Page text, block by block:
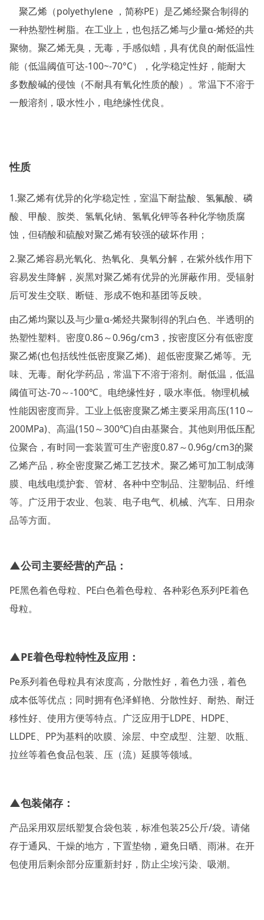
聚乙烯（polyethylene ，简称PE）是乙烯经聚合制得的
一种热塑性树脂。在工业上，也包括乙烯与少量α-烯烃的共
聚物。聚乙烯无臭，无毒，手感似蜡，具有优良的耐低温性
能（低温阈值可达-100~-70°C），化学稳定性好，能耐大
多数酸碱的侵蚀（不耐具有氧化性质的酸）。常温下不溶于
一般溶剂，吸水性小，电绝缘性优良。
性质
1.聚乙烯有优异的化学稳定性，室温下耐盐酸、氢氟酸、磷
酸、甲酸、胺类、氢氧化钠、氢氧化钾等各种化学物质腐
蚀，但硝酸和硫酸对聚乙烯有较强的破坏作用；
2.聚乙烯容易光氧化、热氧化、臭氧分解，在紫外线作用下
容易发生降解，炭黑对聚乙烯有优异的光屏蔽作用。受辐射
后可发生交联、断链、形成不饱和基团等反映。
由乙烯均聚以及与少量α-烯烃共聚制得的乳白色、半透明的
热塑性塑料。密度0.86～0.96g/cm3，按密度区分有低密度
聚乙烯(也包括线性低密度聚乙烯)、超低密度聚乙烯等。无
味、无毒。耐化学药品，常温下不溶于溶剂。耐低温， 低温
阈值可达-70～-100℃。电绝缘性好，吸水率低。物理机械
性能因密度而异。工业上低密度聚乙烯主要采用高压(110～
200MPa)、高温(150～300℃)自由基聚合。其他则用低压配
位聚合，有时同一套装置可生产密度0.87～0.96g/cm3的聚
乙烯产品，称全密度聚乙烯工艺技术。聚乙烯可加工制成薄
膜、电线电缆护套、管材、各种中空制品、注塑制品、纤维
等。广泛用于农业、包装、电子电气、机械、汽车、日用杂
品等方面。
▲公司主要经营的产品：
PE黑色着色母粒、PE白色着色母粒、各种彩色系列PE着色
母粒。
▲PE着色母粒特性及应用：
Pe系列着色母粒具有浓度高，分散性好，着色力强，着色
成本低等优点；同时拥有色泽鲜艳、分散性好、耐热、耐迁
移性好、使用方便等特点。广泛应用于LDPE、HDPE、
LLDPE、PP为基料的吹膜、涂层、中空成型、注塑、吹瓶、
拉丝等着色食品包装、压（流）延膜等领域。
▲包装储存：
产品采用双层纸塑复合袋包装，标准包装25公斤/袋。请储
存于通风、干燥的地方，下置垫物，避免日晒、雨淋。在开
包使用后剩余部分应重新封好，防止尘埃污染、吸潮。